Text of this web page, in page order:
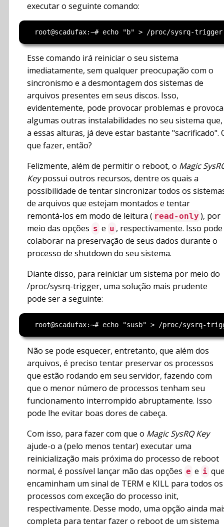
executar o seguinte comando:
Esse comando irá reiniciar o seu sistema
imediatamente, sem qualquer preocupação com o
sincronismo e a desmontagem dos sistemas de
arquivos presentes em seus discos. Isso,
evidentemente, pode provocar problemas e
algumas outras instalabilidades no seu sistema que,
a essas alturas, já deve estar bastante "sacrificado".
que fazer, então?
Felizmente, além de permitir o reboot, o Magic
Keypossui outros recursos, dentre os quais a
possibilidade de tentar sincronizar todos os
de arquivos que estejam montados e tentar
remontá-los em modo de leitura ( read-only ), por
meio das opções s e u , respectivamente. Isso pode
colaborar na preservação de seus dados durante o
processo de shutdown do seu sistema.
Diante disso, para reiniciar um sistema por meio do
/proc/sysrq-trigger, uma solução mais prudente
pode ser a seguinte:
Não se pode esquecer, entretanto, que além dos
arquivos, é preciso tentar preservar os processos
que estão rodando em seu servidor, fazendo com
que o menor número de processos tenham seu
funcionamento interrompido abruptamente. Isso
pode lhe evitar boas dores de cabeça.
Com isso, para fazer com que o Magic SysRQ Key
ajude-o a (pelo menos tentar) executar uma
reinicialização mais próxima do processo de reboot
normal, é possível lançar mão das opções e e i
encaminham um sinal de TERM e KILL para todos os
processos com exceção do processo init,
respectivamente. Desse modo, uma opção ainda
completa para tentar fazer o reboot de um sistema